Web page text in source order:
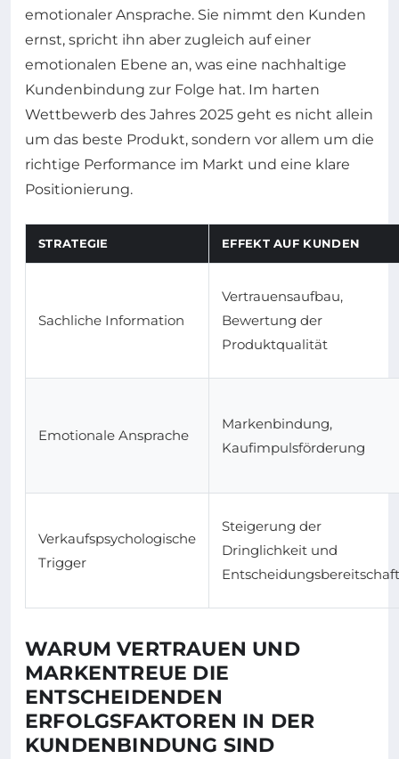
emotionaler Ansprache. Sie nimmt den Kunden
ernst, spricht ihn aber zugleich auf einer
emotionalen Ebene an, was eine nachhaltige
Kundenbindung zur Folge hat. Im harten
Wettbewerb des Jahres 2025 geht es nicht allein
um das beste Produkt, sondern vor allem um die
richtige Performance im Markt und eine klare
Positionierung.
STRATEGIE EFFEKT AUF KUNDEN
Sachliche Information
Vertrauensaufbau,
Bewertung der
Produktqualität
Emotionale Ansprache
Markenbindung,
Kaufimpulsförderung
Verkaufspsychologische
Trigger
Steigerung der
Dringlichkeit und
Entscheidungsbereitschaft
WARUM VERTRAUEN UND
MARKENTREUE DIE
ENTSCHEIDENDEN
ERFOLGSFAKTOREN IN DER
KUNDENBINDUNG SIND